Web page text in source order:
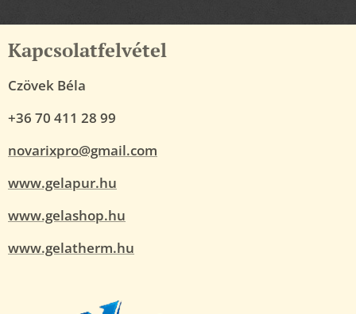
Kapcsolatfelvétel
Czövek Béla
+36 70 411 28 99
novarixpro@gmail.com
www.gelapur.hu
www.gelashop.hu
www.gelatherm.hu